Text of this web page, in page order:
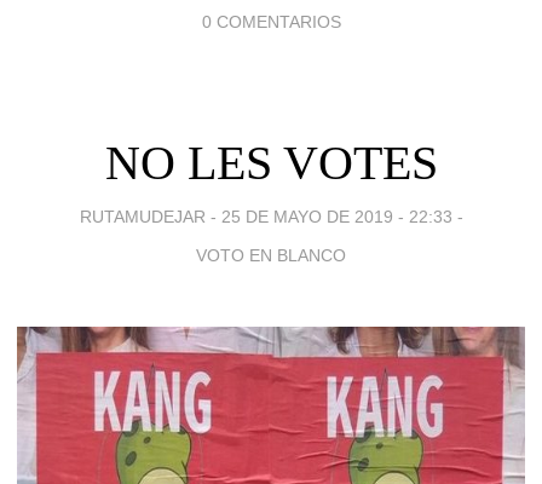
0 COMENTARIOS
NO LES VOTES
RUTAMUDEJAR - 25 DE MAYO DE 2019 - 22:33 -
VOTO EN BLANCO